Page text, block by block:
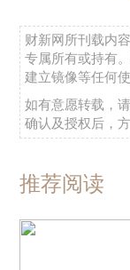
财新网所刊载内
专属所有或持有
建立镜像等任何使
如有意愿转载，
确认及授权后，方
推荐阅读